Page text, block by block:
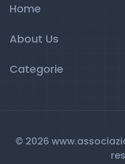
Home
About Us
Categorie
© 2026